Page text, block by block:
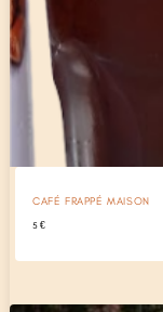
CAFÉ FRAPPÉ MAISON
5 €